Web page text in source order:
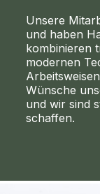
Unsere
und haben
kombinieren
modernen
Wünsche
und wir sind
schaffen.